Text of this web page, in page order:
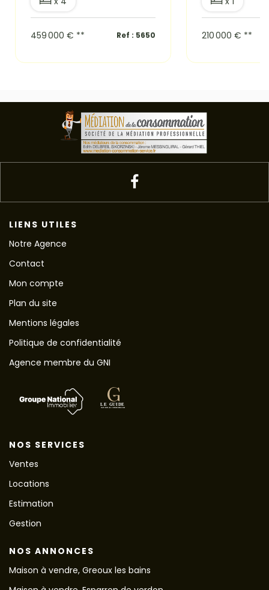
459 000 € ** Ref : 5650 210 000 € **
LIENS UTILES
Notre Agence
Contact
Mon compte
Plan du site
Mentions légales
Politique de confidentialité
Agence membre du GNI
NOS SERVICES
Ventes
Locations
Estimation
Gestion
NOS ANNONCES
Maison à vendre, Greoux les bains